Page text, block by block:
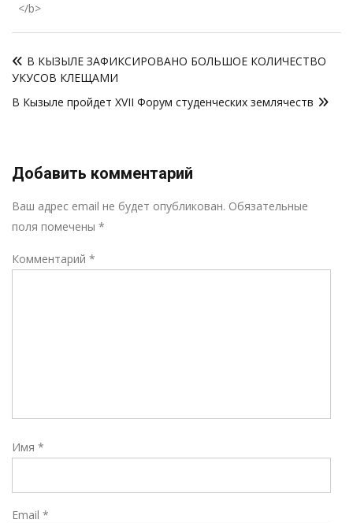
</b>
по
записям
В КЫЗЫЛЕ ЗАФИКСИРОВАНО БОЛЬШОЕ КОЛИЧЕСТВО
УКУСОВ КЛЕЩАМИ
В Кызыле пройдет XVII Форум студенческих землячеств
Добавить комментарий
Ваш адрес email не будет опубликован. Обязательные
поля помечены *
Комментарий *
Имя *
Email *